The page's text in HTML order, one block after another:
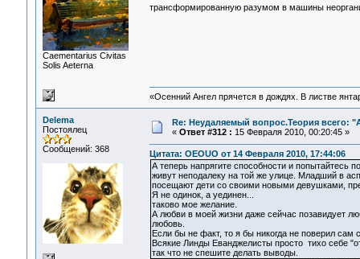
Сaementarius Civitas
Solis Aeterna
трансформированную разумом в машины
«Осенний Ангел прячется в дождях. В листве
Delema
Постоялец
Сообщений: 368
Re: Неудаляемый вопрос.Теория всего:
« Ответ #312 : 15 Февраля 2010, 00:20:45 »
Цитата: OEOUO от 14 Февраля 2010, 17:44:06
А теперь напрягите способности и
живут неподалеку на той же улице. Младший в
посещают дети со своими новыми девушками,
Я не одинок, а уединен...
таково мое желание.
А любви в моей жизни даже сейчас позавидует
любовь.
Если бы не факт, то я бы никогда не поверил
Всякие Линды Еванджелисты просто тихо себе
так что не спешите делать выводы.